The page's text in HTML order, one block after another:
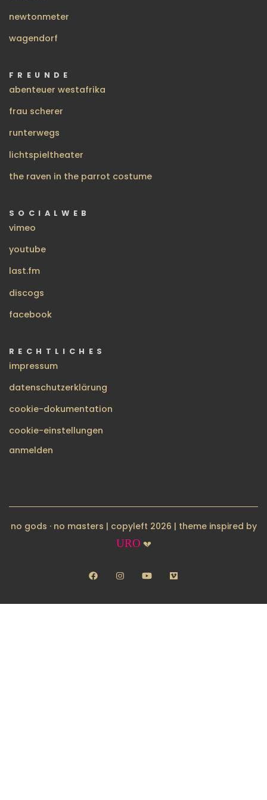
newtonmeter
wagendorf
FREUNDE
abenteuer westafrika
frau scherer
runterwegs
lichtspieltheater
the raven in the parrot costume
SOCIALWEB
vimeo
youtube
last.fm
discogs
facebook
RECHTLICHES
impressum
datenschutzerklärung
cookie-dokumentation
cookie-einstellungen
BENUTZERMENÜ
anmelden
no gods · no masters | copyleft 2026 | theme inspired by
URO 💔
facebookinstagramyoutubevimeo